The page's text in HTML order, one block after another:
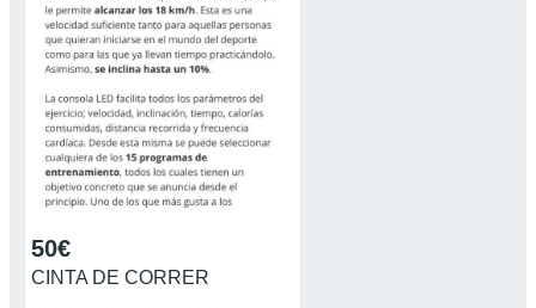
50€
CINTA DE CORRER